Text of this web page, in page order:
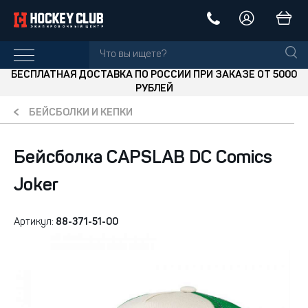
БЕСПЛАТНАЯ ДОСТАВКА ПО РОССИИ ПРИ ЗАКАЗЕ ОТ 5000
РУБЛЕЙ
БЕЙСБОЛКИ И КЕПКИ
Бейсболка CAPSLAB DC Comics
Joker
Артикул: 88-371-51-00